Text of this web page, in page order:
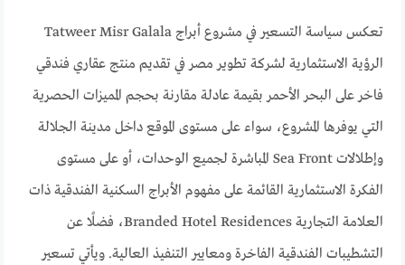
تعكس سياسة التسعير في مشروع أبراج Tatweer Misr Galala
الرؤية الاستثمارية لشركة تطوير مصر في تقديم منتج عقاري فندقي
فاخر على البحر الأحمر بقيمة عادلة مقارنة بحجم المميزات الحصرية
التي يوفرها المشروع، سواء على مستوى الموقع داخل مدينة الجلالة
وإطلالات Sea Front المباشرة لجميع الوحدات، أو على مستوى
الفكرة الاستثمارية القائمة على مفهوم الأبراج السكنية الفندقية ذات
العلامة التجارية Branded Hotel Residences، فضلًا عن
التشطيبات الفندقية الفاخرة ومعايير التنفيذ العالية. ويأتي تسعير